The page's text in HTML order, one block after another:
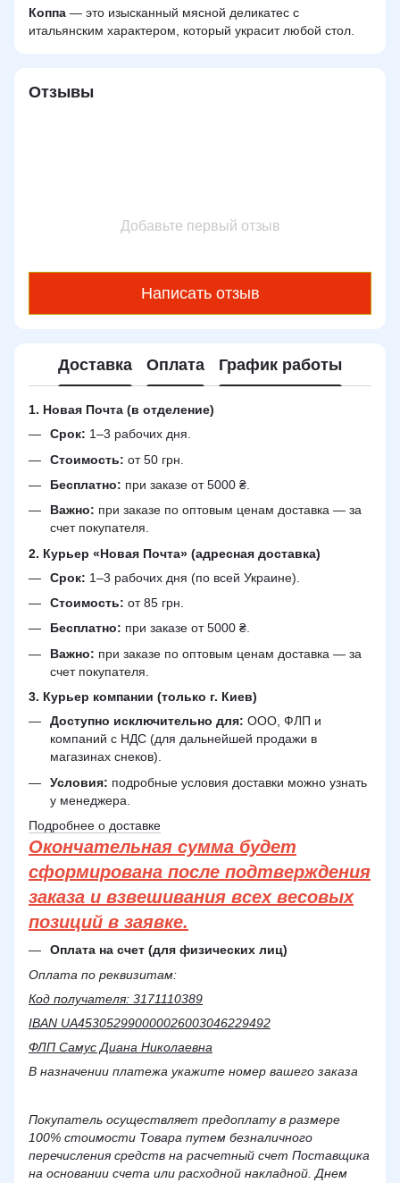
Коппа — это изысканный мясной деликатес с
итальянским характером, который украсит любой стол.
Отзывы
Добавьте первый отзыв
Написать отзыв
Доставка Оплата График работы
1. Новая Почта (в отделение)
Срок: 1–3 рабочих дня.
Стоимость: от 50 грн.
Бесплатно: при заказе от 5000 ₴.
Важно: при заказе по оптовым ценам доставка — за
счет покупателя.
2. Курьер «Новая Почта» (адресная доставка)
Срок: 1–3 рабочих дня (по всей Украине).
Стоимость: от 85 грн.
Бесплатно: при заказе от 5000 ₴.
Важно: при заказе по оптовым ценам доставка — за
счет покупателя.
3. Курьер компании (только г. Киев)
Доступно исключительно для: ООО, ФЛП и
компаний с НДС (для дальнейшей продажи в
магазинах снеков).
Условия: подробные условия доставки можно узнать
у менеджера.
Подробнее о доставке
Окончательная сумма будет
сформирована после подтверждения
заказа и взвешивания всех весовых
позиций в заявке.
Оплата на счет (для физических лиц)
Оплата по реквизитам:
Код получателя: 3171110389
IBAN UA453052990000026003046229492
ФЛП Самус Диана Николаевна
В назначении платежа укажите номер вашего заказа
Покупатель осуществляет предоплату в размере
100% стоимости Товара путем безналичного
перечисления средств на расчетный счет Поставщика
на основании счета или расходной накладной. Днем